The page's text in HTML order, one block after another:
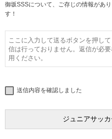
御坂SSSについて、ご存じの情報があ
す！
送信内容を確認しました